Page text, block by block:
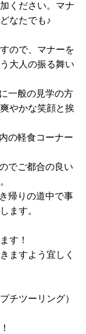
ください。マナ
なたでも♪
ので、マナーを
大人の振る舞い
一般の見学の方
やかな笑顔と挨
の軽食コーナー
でご都合の良い
帰りの道中で事
ます。
す！
ますよう宜しく
チツーリング）